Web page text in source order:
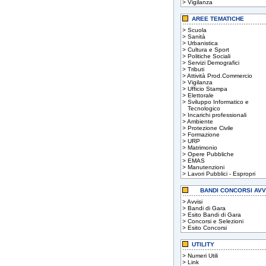
> Vigilanza
AREE TEMATICHE
> Scuola
> Sanità
> Urbanistica
> Cultura e Sport
> Politiche Sociali
> Servizi Demografici
> Tributi
>Attività Prod.Commercio
> Vigilanza
> Ufficio Stampa
> Elettorale
> Sviluppo Informatico e
Tecnologico
> Incarichi professionali
>Ambiente
> Protezione Civile
> Formazione
> URP
> Matrimonio
> Opere Pubbliche
> EMAS
> Manutenzioni
> Lavori Pubblici - Espropri
BANDI CONCORSI
>Avvisi
> Bandi di Gara
> Esito Bandi di Gara
> Concorsi e Selezioni
> Esito Concorsi
UTILITY
> Numeri Utili
> Link